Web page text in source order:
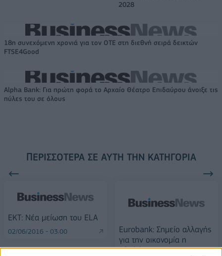
2028
18η συνεχόμενη χρονιά για τον ΟΤΕ στη διεθνή σειρά δεικτών
FTSE4Good
Alpha Bank: Για πρώτη φορά το Αρχαίο Θέατρο Επιδαύρου άνοιξε τις
πύλες του σε όλους
ΠΕΡΙΣΣΌΤΕΡΑ ΣΕ ΑΥΤΉ ΤΗΝ ΚΑΤΗΓΟΡΊΑ
ΕΚΤ: Νέα μείωση του ELA
02/06/2016 - 03:00
Eurobank: Σημείο αλλαγής
για την οικονομία η
αξιολόγηση